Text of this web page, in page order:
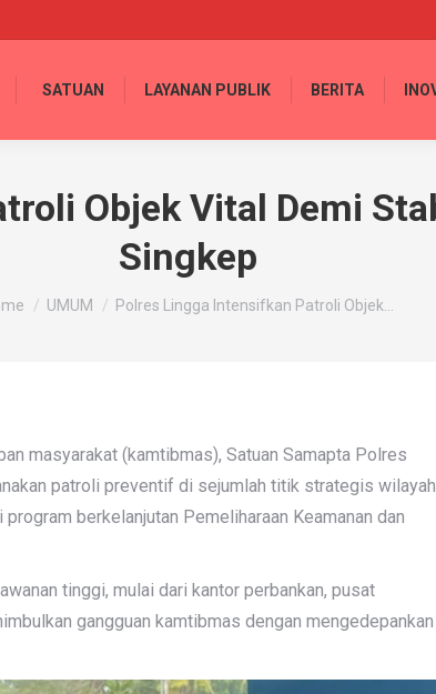
SATUAN LAYANAN PUBLIK BERITA
Objek Vital Demi
Singkep
are here:
UMUM Polres Lingga Intensifkan Patroli Objek…
masyarakat (kamtibmas), Satuan Samapta Polres
patroli preventif di sejumlah titik strategis wilayah
berkelanjutan Pemeliharaan Keamanan dan
tinggi, mulai dari kantor perbankan, pusat
gangguan kamtibmas dengan mengedepankan